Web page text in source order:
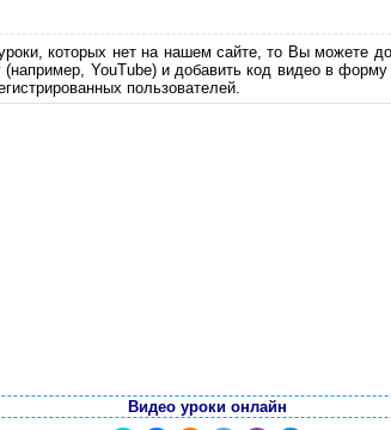
которых нет на нашем сайте, то Вы можете
(например, YouTube) и добавить код видео в
пользователей.
Видео уроки онлайн